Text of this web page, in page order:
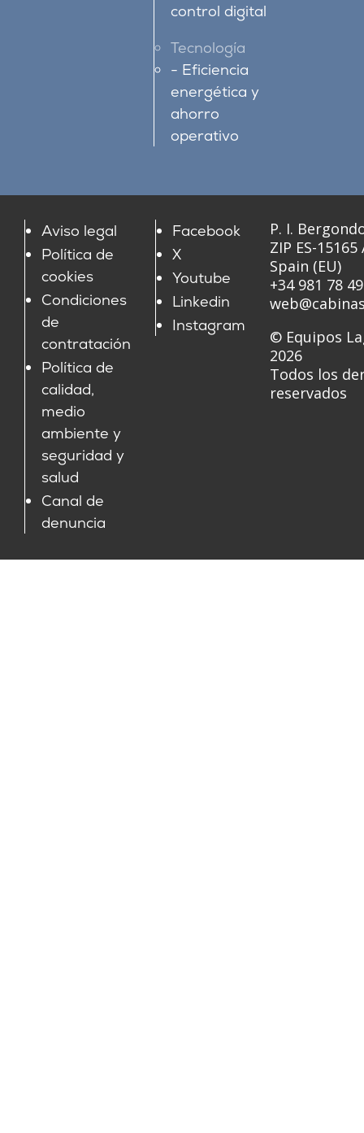
control digital
Tecnología
Eficiencia
energética y
ahorro
operativo
Aviso legal
Política de
cookies
Condiciones
de
contratación
Política de
calidad,
medio
ambiente y
seguridad y
salud
Canal de
denuncia
Facebook
X
Youtube
Linkedin
Instagram
P. I.
ZIP ES-
Spain (EU)
+34 981 78
© Equipos
2026
Todos los
reservados